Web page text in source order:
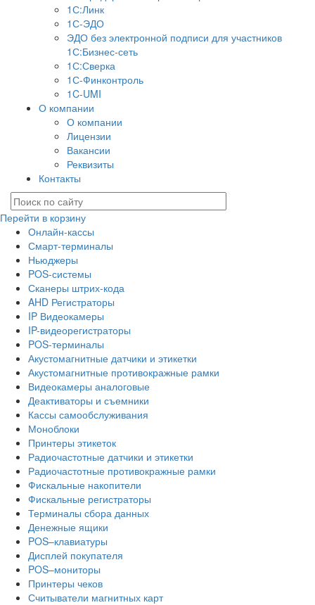
1С:Линк
1С-ЭДО
ЭДО без электронной подписи для участников
1С:Бизнес-сеть
1С:Сверка
1С-Финконтроль
1C-UMI
О компании
О компании
Лицензии
Вакансии
Реквизиты
Контакты
Перейти в корзину
Онлайн-кассы
Смарт-терминалы
Ньюджеры
POS-системы
Сканеры штрих-кода
AHD Регистраторы
IP Видеокамеры
IP-видеорегистраторы
POS-терминалы
Акустомагнитные датчики и этикетки
Акустомагнитные противокражные рамки
Видеокамеры аналоговые
Деактиваторы и съемники
Кассы самообслуживания
Моноблоки
Принтеры этикеток
Радиочастотные датчики и этикетки
Радиочастотные противокражные рамки
Фискальные накопители
Фискальные регистраторы
Терминалы сбора данных
Денежные ящики
POS–клавиатуры
Дисплей покупателя
POS–мониторы
Принтеры чеков
Считыватели магнитных карт